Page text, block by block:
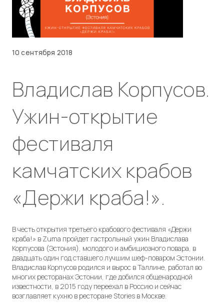
10 сентября 2018
Владислав Корпусов.
Ужин-открытие
фестиваля
камчатских крабов
«Держи краба!».
В честь открытия третьего крабового фестиваля «Держи
краба!» в Zuma пройдет гастрольный ужин Владислава
Корпусова (Эстония), молодого и амбициозного повара, в
двадцать один год ставшего лучшим шеф-поваром Эстонии.
Владислав Корпусов родился и вырос в Таллине, работал во
многих ресторанах Эстонии, где добился общенародной
известности, в 2015 году переехал в Россию и сейчас
возглавляет кухню в ресторане Stories в Москве.